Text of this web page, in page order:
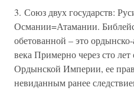
3. Союз двух государств:
Османии=Атамании.
обетованной – это
века Примерно через сто
Ордынской Империи, ее
невиданным ранее